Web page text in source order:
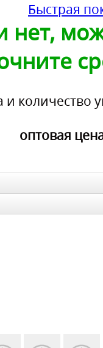
Быстрая
нет,
и количество
оптовая